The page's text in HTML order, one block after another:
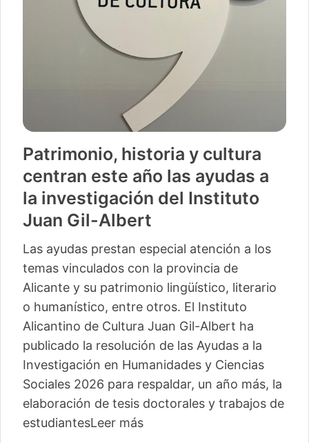
Patrimonio, historia y cultura
centran este año las ayudas a
la investigación del Instituto
Juan Gil-Albert
Las ayudas prestan especial atención a los
temas vinculados con la provincia de
Alicante y su patrimonio lingüístico, literario
o humanístico, entre otros. El Instituto
Alicantino de Cultura Juan Gil-Albert ha
publicado la resolución de las Ayudas a la
Investigación en Humanidades y Ciencias
Sociales 2026 para respaldar, un año más, la
elaboración de tesis doctorales y trabajos de
estudiantesLeer más